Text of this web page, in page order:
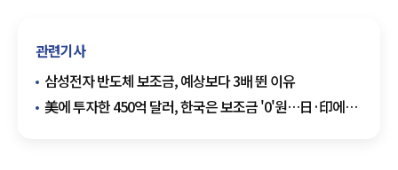
관련기사
삼성전자 반도체 보조금, 예상보다 3배 뛴 이유
美에 투자한 450억 달러, 한국은 보조금 '0'원…日·印에